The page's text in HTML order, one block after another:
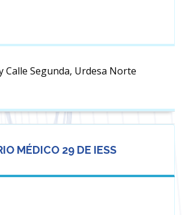
Calle Segunda, Urdesa Norte
MÉDICO 29 DE IESS